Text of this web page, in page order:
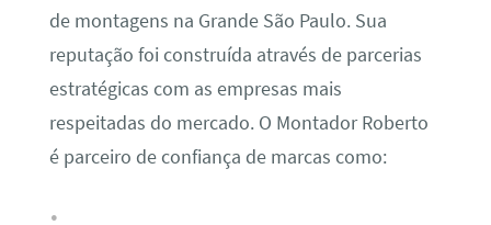
de montagens na Grande São Paulo. Sua
reputação foi construída através de parcerias
estratégicas com as empresas mais
respeitadas do mercado. O Montador Roberto
é parceiro de confiança de marcas como: